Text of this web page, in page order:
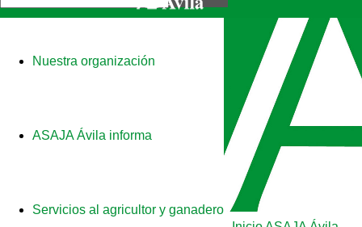
Nuestra organización
ASAJA Ávila informa
Servicios al agricultor y ganadero